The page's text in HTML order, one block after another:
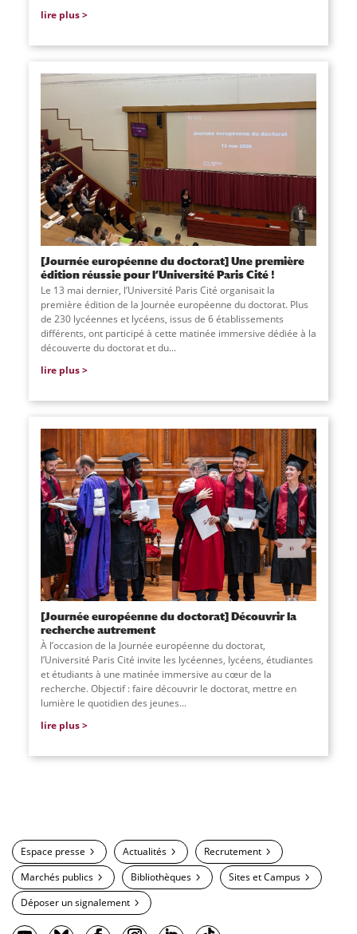
lire plus
[Journée européenne du doctorat] Une première
édition réussie pour l’Université Paris Cité !
Le 13 mai dernier, l’Université Paris Cité organisait la
première édition de la Journée européenne du doctorat. Plus
de 230 lycéennes et lycéens, issus de 6 établissements
différents, ont participé à cette matinée immersive dédiée à la
découverte du doctorat et du...
lire plus
[Journée européenne du doctorat] Découvrir la
recherche autrement
À l’occasion de la Journée européenne du doctorat,
l’Université Paris Cité invite les lycéennes, lycéens, étudiantes
et étudiants à une matinée immersive au cœur de la
recherche. Objectif : faire découvrir le doctorat, mettre en
lumière le quotidien des jeunes...
lire plus
Espace presse Actualités
Recrutement
Marchés publics
Bibliothèques
Sites et Campus
Déposer un signalement